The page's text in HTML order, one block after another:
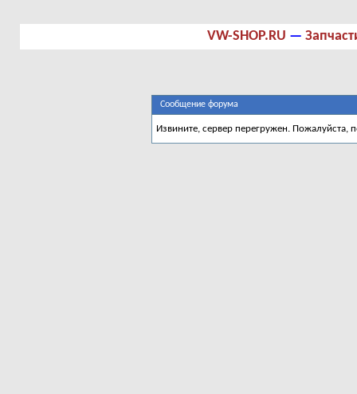
VW-SHOP.RU —
Сообщение форума
Извините, сервер перегружен. Пожалуйста,